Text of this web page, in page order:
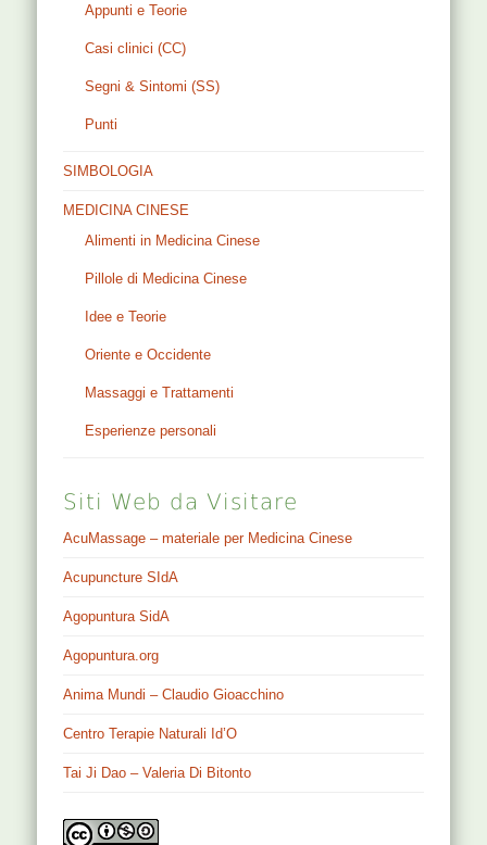
Appunti e Teorie
Casi clinici (CC)
Segni & Sintomi (SS)
Punti
SIMBOLOGIA
MEDICINA CINESE
Alimenti in Medicina Cinese
Pillole di Medicina Cinese
Idee e Teorie
Oriente e Occidente
Massaggi e Trattamenti
Esperienze personali
Siti Web da Visitare
AcuMassage – materiale per Medicina Cinese
Acupuncture SIdA
Agopuntura SidA
Agopuntura.org
Anima Mundi – Claudio Gioacchino
Centro Terapie Naturali Id’O
Tai Ji Dao – Valeria Di Bitonto